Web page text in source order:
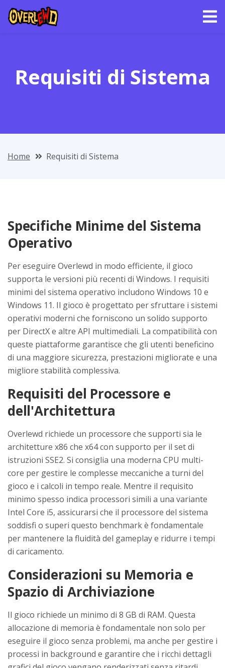
Requisiti di Sistema
Home Requisiti di Sistema
Specifiche Minime del Sistema
Operativo
Per eseguire Overlewd in modo efficiente, il gioco
supporta le versioni più recenti di Windows. I requisiti
minimi del sistema operativo includono Windows 10 e
Windows 11. Il gioco è progettato per sfruttare i sistemi
operativi moderni che forniscono un solido supporto
per DirectX e altre API multimediali. La compatibilità con
queste piattaforme garantisce che gli utenti beneficino
di una maggiore sicurezza, prestazioni migliorate e una
migliore stabilità complessiva.
Requisiti del Processore e
dell'Architettura
Overlewd richiede un processore che supporti sia le
architetture x86 che x64 con supporto per il set di
istruzioni SSE2. Si consiglia una moderna CPU multi-
core per gestire le complesse meccaniche a turni del
gioco e i calcoli in tempo reale. Mentre il requisito
minimo spesso indica processori simili a una variante
Intel Core i5, assicurarsi che il processore del sistema
soddisfi o superi questo benchmark è fondamentale
per mantenere la fluidità del gameplay e ridurre i tempi
di caricamento.
Considerazioni su Memoria e
Spazio di Archiviazione
Il gioco richiede un minimo di 8 GB di RAM. Questa
allocazione di memoria è fondamentale non solo per
eseguire il gioco senza problemi, ma anche per gestire i
processi in background e garantire che i ricchi dettagli